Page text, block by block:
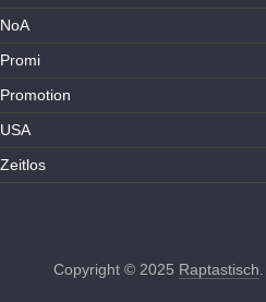
NoA
Promi
Promotion
USA
Zeitlos
Copyright © 2025 Raptastisch